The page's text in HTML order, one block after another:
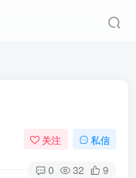
关注 私信
0 32 9